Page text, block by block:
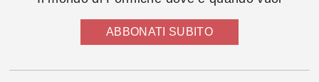
ABBONATI SUBITO